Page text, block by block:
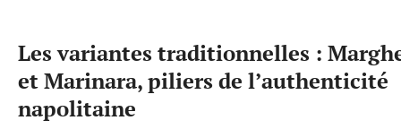
Les variantes traditionnelles :
et Marinara, piliers de l’authenticité
napolitaine